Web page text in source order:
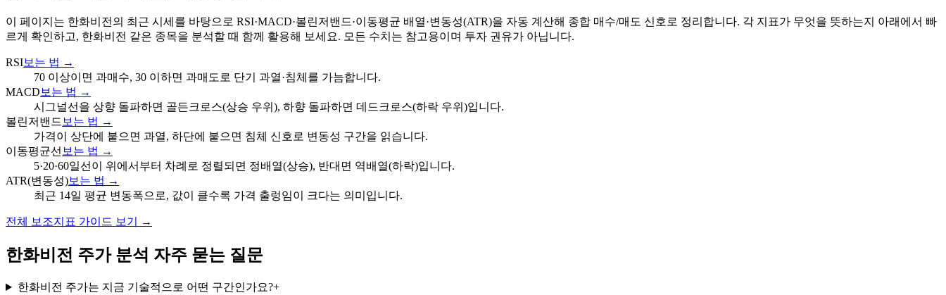
이 페이지는 한화비전 의 최근 시세를 바탕으로 RSI·MACD·볼린저밴드·이동평균 배열·변동성(ATR)을 자동 계산해 종합 매수/매도 신호로 정리합니다. 각 지표가 무엇을 뜻하는지 아래에서 빠
르게 확인하고, 한화비전 같은 종목을 분석할 때 함께 활용해 보세요. 모든 수치는 참고용이며 투자 권유가 아닙니다.
RSI보는 법 →
70 이상이면 과매수, 30 이하면 과매도로 단기 과열·침체를 가늠합니다.
MACD 보는 법 →
시그널선을 상향 돌파하면 골든크로스(상승 우위), 하향 돌파하면 데드크로스(하락 우위)입니다.
볼린저밴드 보는 법 →
가격이 상단에 붙으면 과열, 하단에 붙으면 침체 신호로 변동성 구간을 읽습니다.
이동평균선 보는 법 →
5·20·60일선이 위에서부터 차례로 정렬되면 정배열(상승), 반대면 역배열(하락)입니다.
ATR(변동성)보는 법 →
최근 14일 평균 변동폭으로, 값이 클수록 가격 출렁임이 크다는 의미입니다.
전체 보조지표 가이드 보기 →
한화비전 주가 분석 자주 묻는 질문
한화비전 주가는 지금 기술적으로 어떤 구간인가요?+